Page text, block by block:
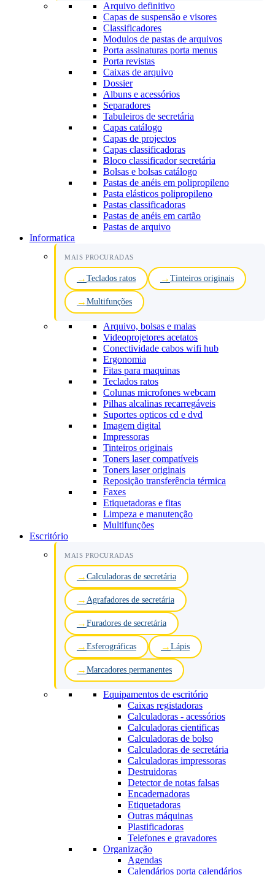
Arquivo definitivo
Capas de suspensão e visores
Classificadores
Modulos de pastas de arquivos
Porta assinaturas porta menus
Porta revistas
Caixas de arquivo
Dossier
Albuns e acessórios
Separadores
Tabuleiros de secretária
Capas catálogo
Capas de projectos
Capas classificadoras
Bloco classificador secretária
Bolsas e bolsas catálogo
Pastas de anéis em polipropileno
Pasta elásticos polipropileno
Pastas classificadoras
Pastas de anéis em cartão
Pastas de arquivo
Informatica
MAIS PROCURADAS
Teclados ratos Tinteiros originais
Multifunções
Arquivo, bolsas e malas
Videoprojetores acetatos
Conectividade cabos wifi hub
Ergonomia
Fitas para maquinas
Teclados ratos
Colunas microfones webcam
Pilhas alcalinas recarregáveis
Suportes opticos cd e dvd
Imagem digital
Impressoras
Tinteiros originais
Toners laser compatíveis
Toners laser originais
Reposição transferência térmica
Faxes
Etiquetadoras e fitas
Limpeza e manutenção
Multifunções
Escritório
MAIS PROCURADAS
Calculadoras de secretária
Agrafadores de secretária
Furadores de secretária
Esferográficas Lápis
Marcadores permanentes
Equipamentos de escritório
Caixas registadoras
Calculadoras - acessórios
Calculadoras cientificas
Calculadoras de bolso
Calculadoras de secretária
Calculadoras impressoras
Destruidoras
Detector de notas falsas
Encadernadoras
Etiquetadoras
Outras máquinas
Plastificadoras
Telefones e gravadores
Organização
Agendas
Calendários porta calendários